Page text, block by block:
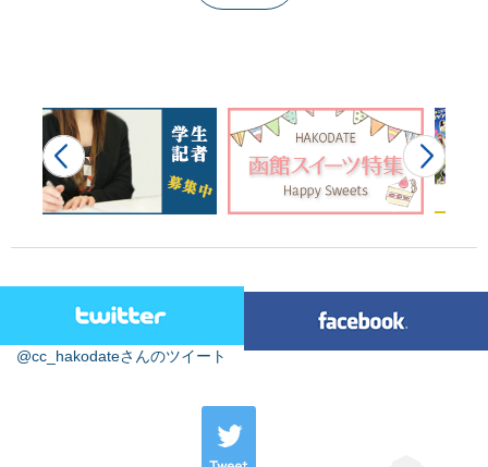
@cc_hakodateさんのツイート